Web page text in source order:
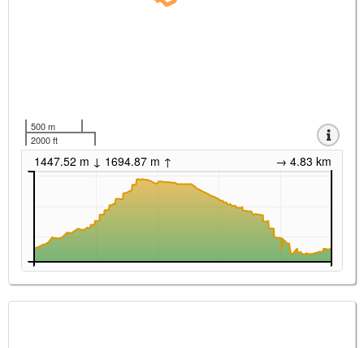
500 m
2000 ft
1447.52 m ↓ 1694.87 m ↑ → 4.83 km